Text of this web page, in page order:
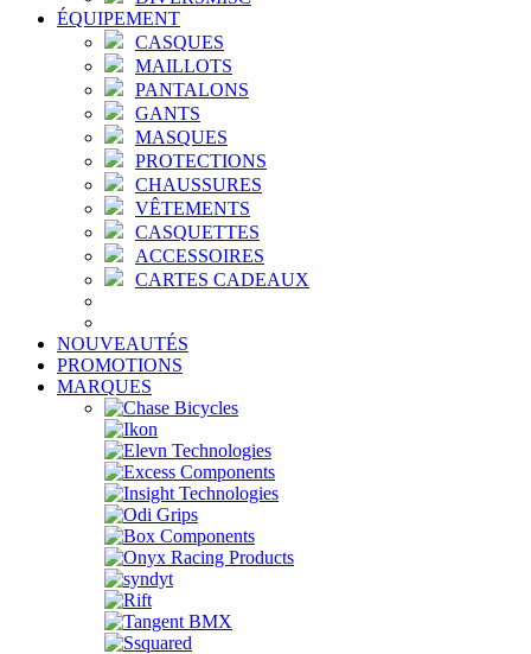
ÉQUIPEMENT
CASQUES
MAILLOTS
PANTALONS
GANTS
MASQUES
PROTECTIONS
CHAUSSURES
VÊTEMENTS
CASQUETTES
ACCESSOIRES
CARTES CADEAUX
NOUVEAUTÉS
PROMOTIONS
MARQUES